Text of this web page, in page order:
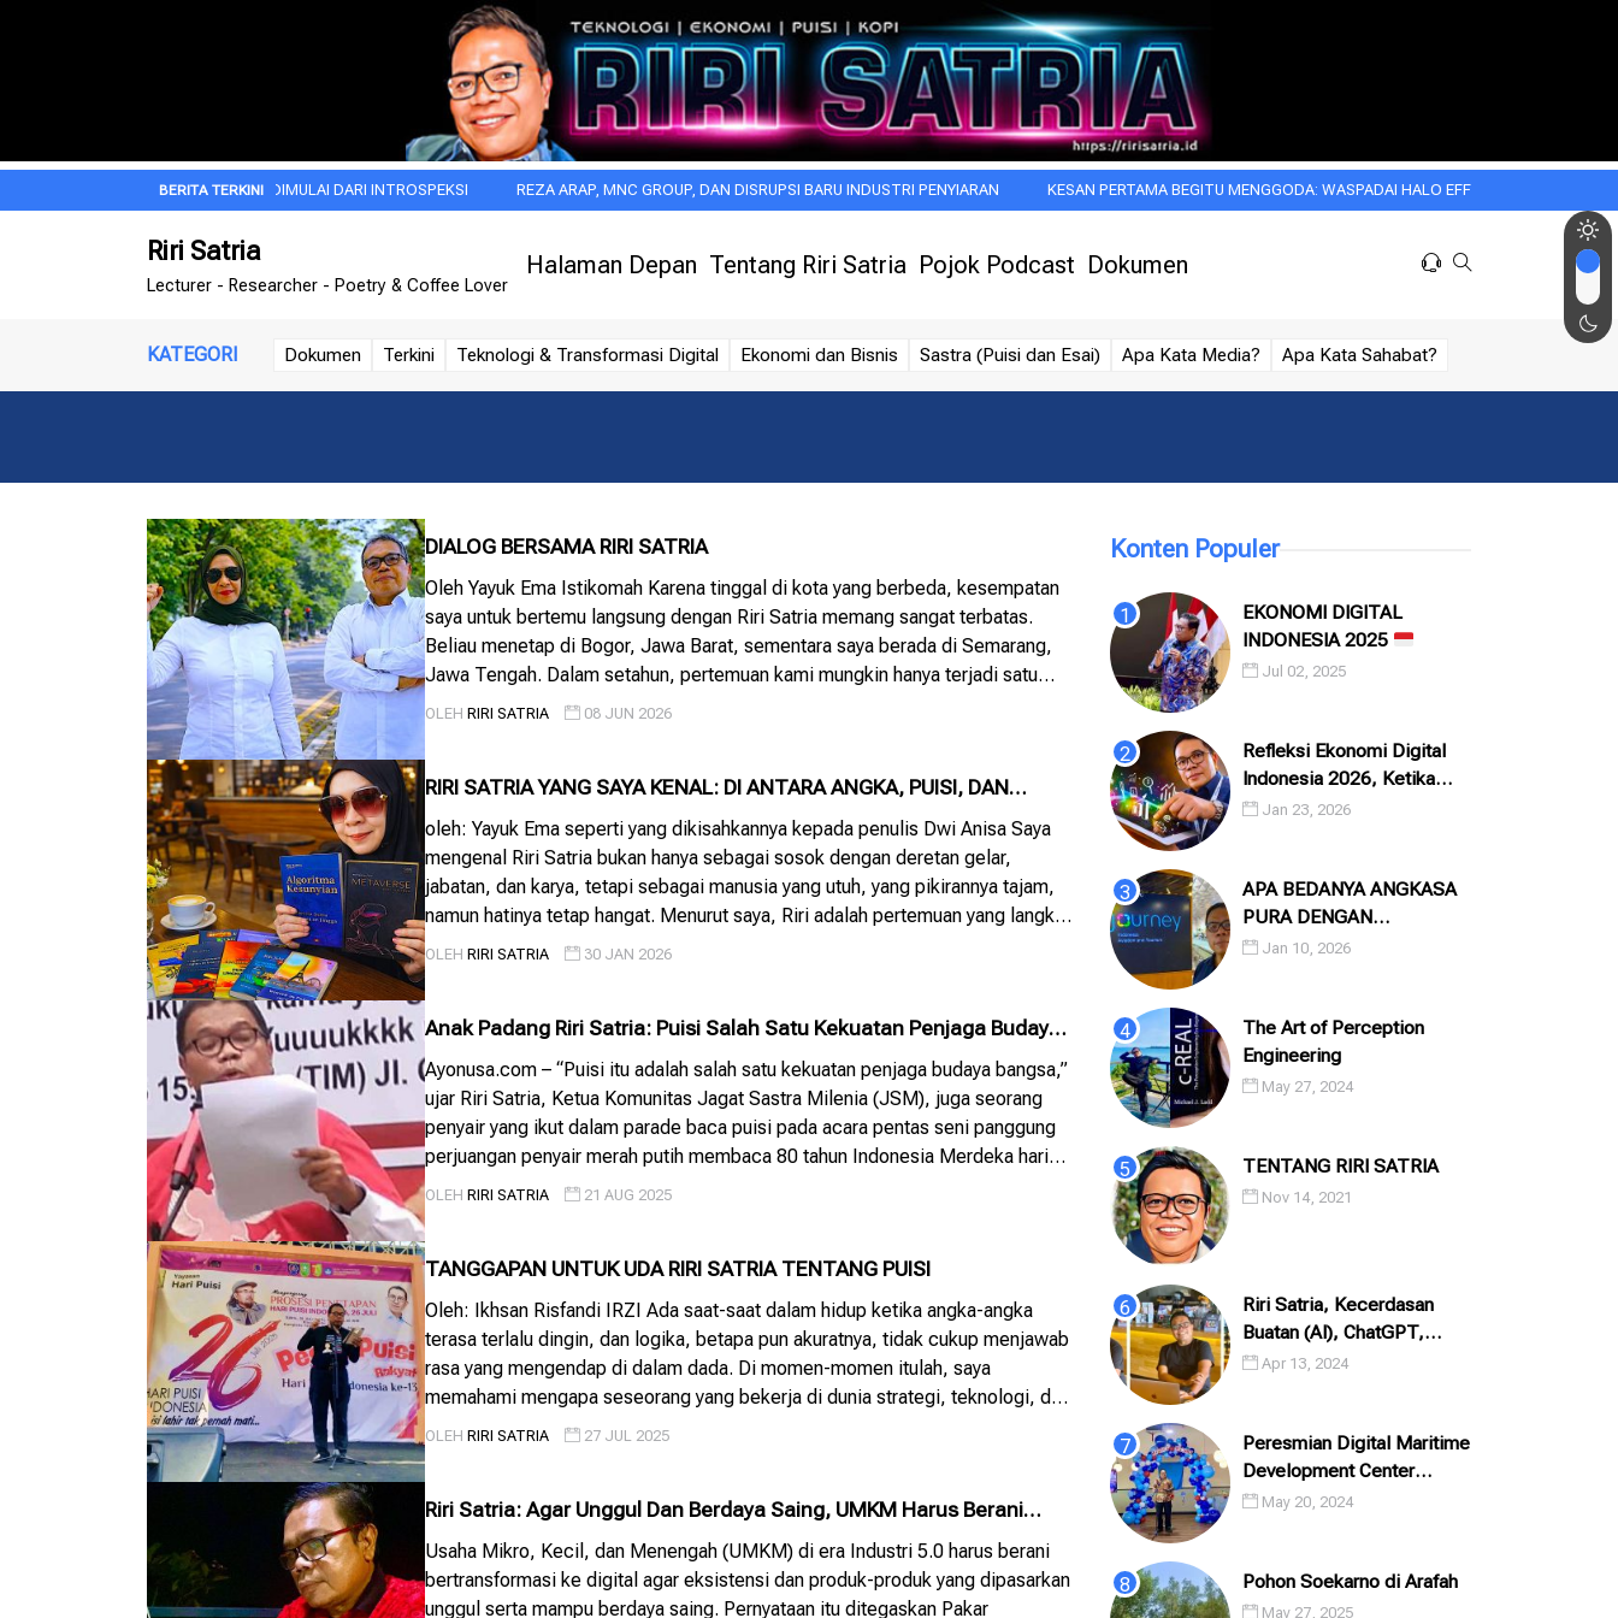
JIWA BESAR ITU DIMULAI DARI INTROSPEKSI REZA ARAP, MNC GROUP, DAN DISRUPSI BARU INDUSTRI PENYIARAN KESAN PERTAMA BEGITU MENGGODA: WASPADAI HALO EFFECT DALAM KEHIDUPAN SEHARI-
Riri Satria
Lecturer - Researcher - Poetry & Coffee Lover
Halaman Depan Tentang Riri Satria Pojok Podcast Dokumen
KATEGORI Dokumen Terkini Teknologi & Transformasi Digital Ekonomi dan Bisnis Sastra (Puisi dan Esai) Apa Kata Media? Apa Kata Sahabat?
DIALOG BERSAMA RIRI SATRIA
Oleh Yayuk Ema Istikomah Karena tinggal di kota yang berbeda, kesempatan
saya untuk bertemu langsung dengan Riri Satria memang sangat terbatas.
Beliau menetap di Bogor, Jawa Barat, sementara saya berada di Semarang,
Jawa Tengah. Dalam setahun, pertemuan kami mungkin hanya terjadi satu
kali, paling banyak dua kali. Selebihnya, komunikasi terjalin melalui media
OLEH RIRI SATRIA 08 JUN 2026
RIRI SATRIA YANG SAYA KENAL: DI ANTARA ANGKA, PUISI, DAN
KEMANUSIAAN
oleh: Yayuk Ema seperti yang dikisahkannya kepada penulis Dwi Anisa Saya
mengenal Riri Satria bukan hanya sebagai sosok dengan deretan gelar,
jabatan, dan karya, tetapi sebagai manusia yang utuh, yang pikirannya tajam,
namun hatinya tetap hangat. Menurut saya, Riri adalah pertemuan yang langka
antara dunia yang sangat rasional dan dunia yang sangat perasa. Riri Satria […]
OLEH RIRI SATRIA 30 JAN 2026
Anak Padang Riri Satria: Puisi Salah Satu Kekuatan Penjaga Budaya
Bangsa
Ayonusa.com – “Puisi itu adalah salah satu kekuatan penjaga budaya bangsa,”
ujar Riri Satria, Ketua Komunitas Jagat Sastra Milenia (JSM), juga seorang
penyair yang ikut dalam parade baca puisi pada acara pentas seni panggung
perjuangan penyair merah putih membaca 80 tahun Indonesia Merdeka hari
kedua di plaza Pusat Kesenian Jakarta (PKJ) di Taman Ismail Marzuki […]
OLEH RIRI SATRIA 21 AUG 2025
TANGGAPAN UNTUK UDA RIRI SATRIA TENTANG PUISI
Oleh: Ikhsan Risfandi IRZI Ada saat-saat dalam hidup ketika angka-angka
terasa terlalu dingin, dan logika, betapa pun akuratnya, tidak cukup menjawab
rasa yang mengendap di dalam dada. Di momen-momen itulah, saya
memahami mengapa seseorang yang bekerja di dunia strategi, teknologi, dan
ekonomi seperti Uda Riri Satria justru mencari ruang teduh melalui puisi.
OLEH RIRI SATRIA 27 JUL 2025
Riri Satria: Agar Unggul Dan Berdaya Saing, UMKM Harus Berani
Bertransformasi Ke Digital
Usaha Mikro, Kecil, dan Menengah (UMKM) di era Industri 5.0 harus berani
bertransformasi ke digital agar eksistensi dan produk-produk yang dipasarkan
unggul serta mampu berdaya saing. Pernyataan itu ditegaskan Pakar
Konten Populer
EKONOMI DIGITAL
INDONESIA 2025
Jul 02, 2025
Refleksi Ekonomi Digital
Indonesia 2026, Ketika
Angka, Algoritma, dan
Jan 23, 2026
APA BEDANYA ANGKASA
PURA DENGAN
INJOURNEY?
Jan 10, 2026
The Art of Perception
Engineering
May 27, 2024
TENTANG RIRI SATRIA
Nov 14, 2021
Riri Satria, Kecerdasan
Buatan (AI), ChatGPT,
Prompting, Dan Puisi
Apr 13, 2024
Peresmian Digital Maritime
Development Center
(DMDC) PT. Integrasi
May 20, 2024
Pohon Soekarno di Arafah
May 27, 2025